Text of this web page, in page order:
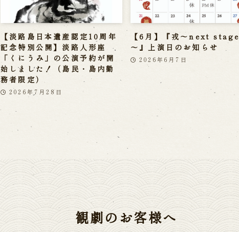
【淡路島日本遺産認定10周年
記念特別公開】淡路人形座
「くにうみ」の公演予約が開
始しました！（島民・島内勤
務者限定）
2026年7月28日
【6月】『戎～next stage
～』上演日のお知らせ
2026年6月7日
観劇のお客様へ